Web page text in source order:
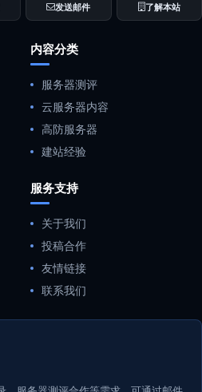
发送邮件 了解本站
内容分类
服务器测评
云服务器内容
高防服务器
建站经验
服务支持
关于我们
投稿合作
友情链接
联系我们